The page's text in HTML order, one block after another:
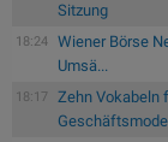
Sitzung
18:24
Wiener Börse
Umsä...
18:17
Zehn Vokabeln